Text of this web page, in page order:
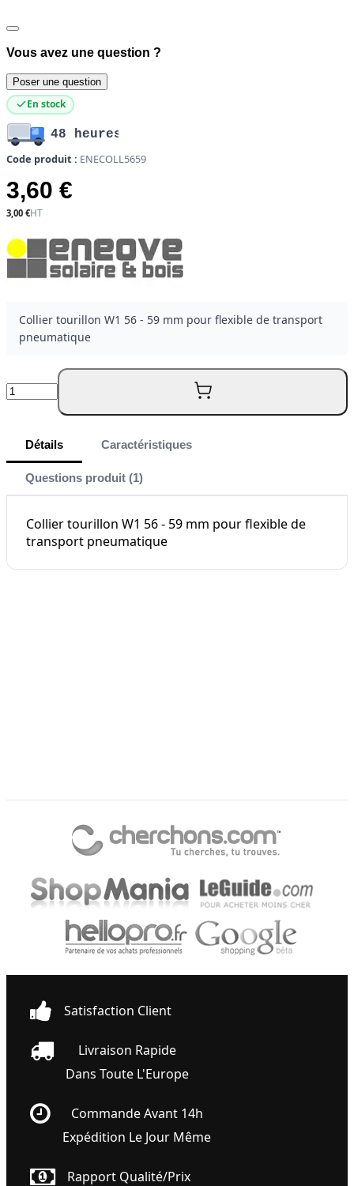
Vous avez une question ?
Poser une question
En stock
48 heures
Code produit : ENECOLL5659
3,60 €
3,00 €
Collier tourillon W1 56 - 59 mm pour flexible de transport
pneumatique
Quantité
Détails Caractéristiques
Questions produit (1)
Collier tourillon W1 56 - 59 mm pour flexible de
transport pneumatique
Satisfaction Client
Livraison Rapide
Dans Toute L'Europe
Commande Avant 14h
Expédition Le Jour Même
Rapport Qualité/prix